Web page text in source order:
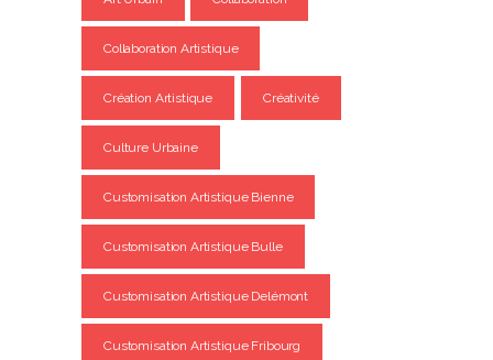
Collaboration Artistique
Création Artistique Créativité
Culture Urbaine
Customisation Artistique Bienne
Customisation Artistique Bulle
Customisation Artistique Delémont
Customisation Artistique Fribourg